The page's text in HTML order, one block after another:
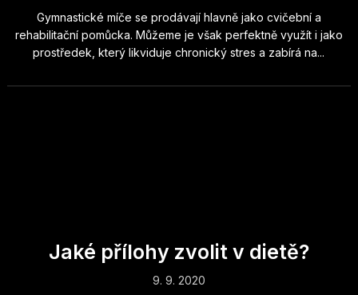
Gymnastické míče se prodávají hlavně jako cvičební a
rehabilitační pomůcka. Můžeme je však perfektně využít i jako
prostředek, který likviduje chronický stres a zabírá na...
Jaké přílohy zvolit v dietě?
9. 9. 2020